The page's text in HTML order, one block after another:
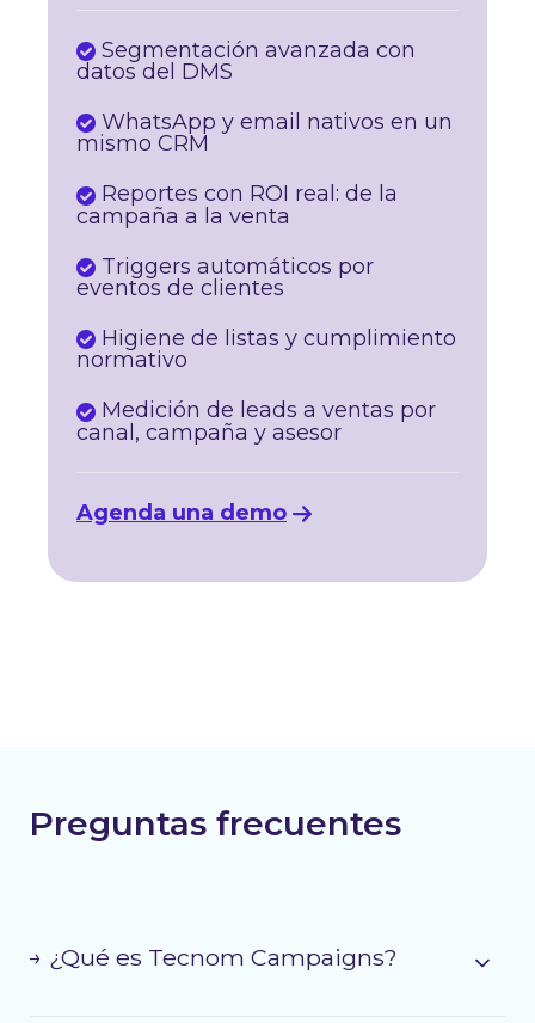
Segmentación avanzada con
datos del DMS
WhatsApp y email nativos en un
mismo CRM
Reportes con ROI real: de la
campaña a la venta
Triggers automáticos por
eventos de clientes
Higiene de listas y cumplimiento
normativo
Medición de leads a ventas por
canal, campaña y asesor
Agenda una demo
Preguntas frecuentes
→ ¿Qué es Tecnom Campaigns?